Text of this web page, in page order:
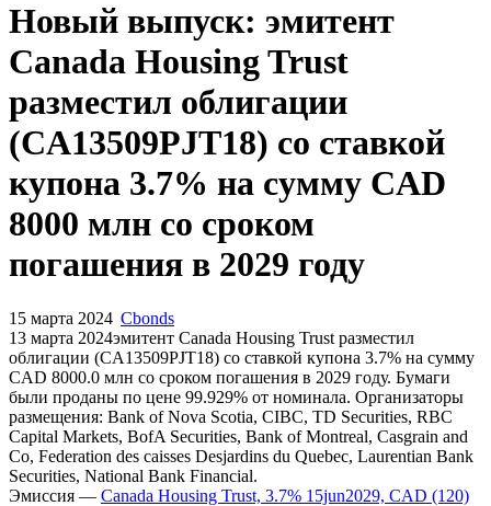
Новый выпуск: эмитент
Canada Housing Trust
разместил облигации
(CA13509PJT18) со ставкой
купона 3.7% на сумму CAD
8000 млн со сроком
погашения в 2029 году
15 марта 2024 Cbonds
13 марта 2024эмитент Canada Housing Trust разместил
облигации (CA13509PJT18) cо ставкой купона 3.7% на сумму
CAD 8000.0 млн со сроком погашения в 2029 году. Бумаги
были проданы по цене 99.929% от номинала. Организаторы
размещения: Bank of Nova Scotia, CIBC, TD Securities, RBC
Capital Markets, BofA Securities, Bank of Montreal, Casgrain and
Co, Federation des caisses Desjardins du Quebec, Laurentian Bank
Securities, National Bank Financial.
Эмиссия — Canada Housing Trust, 3.7% 15jun2029, CAD (120)